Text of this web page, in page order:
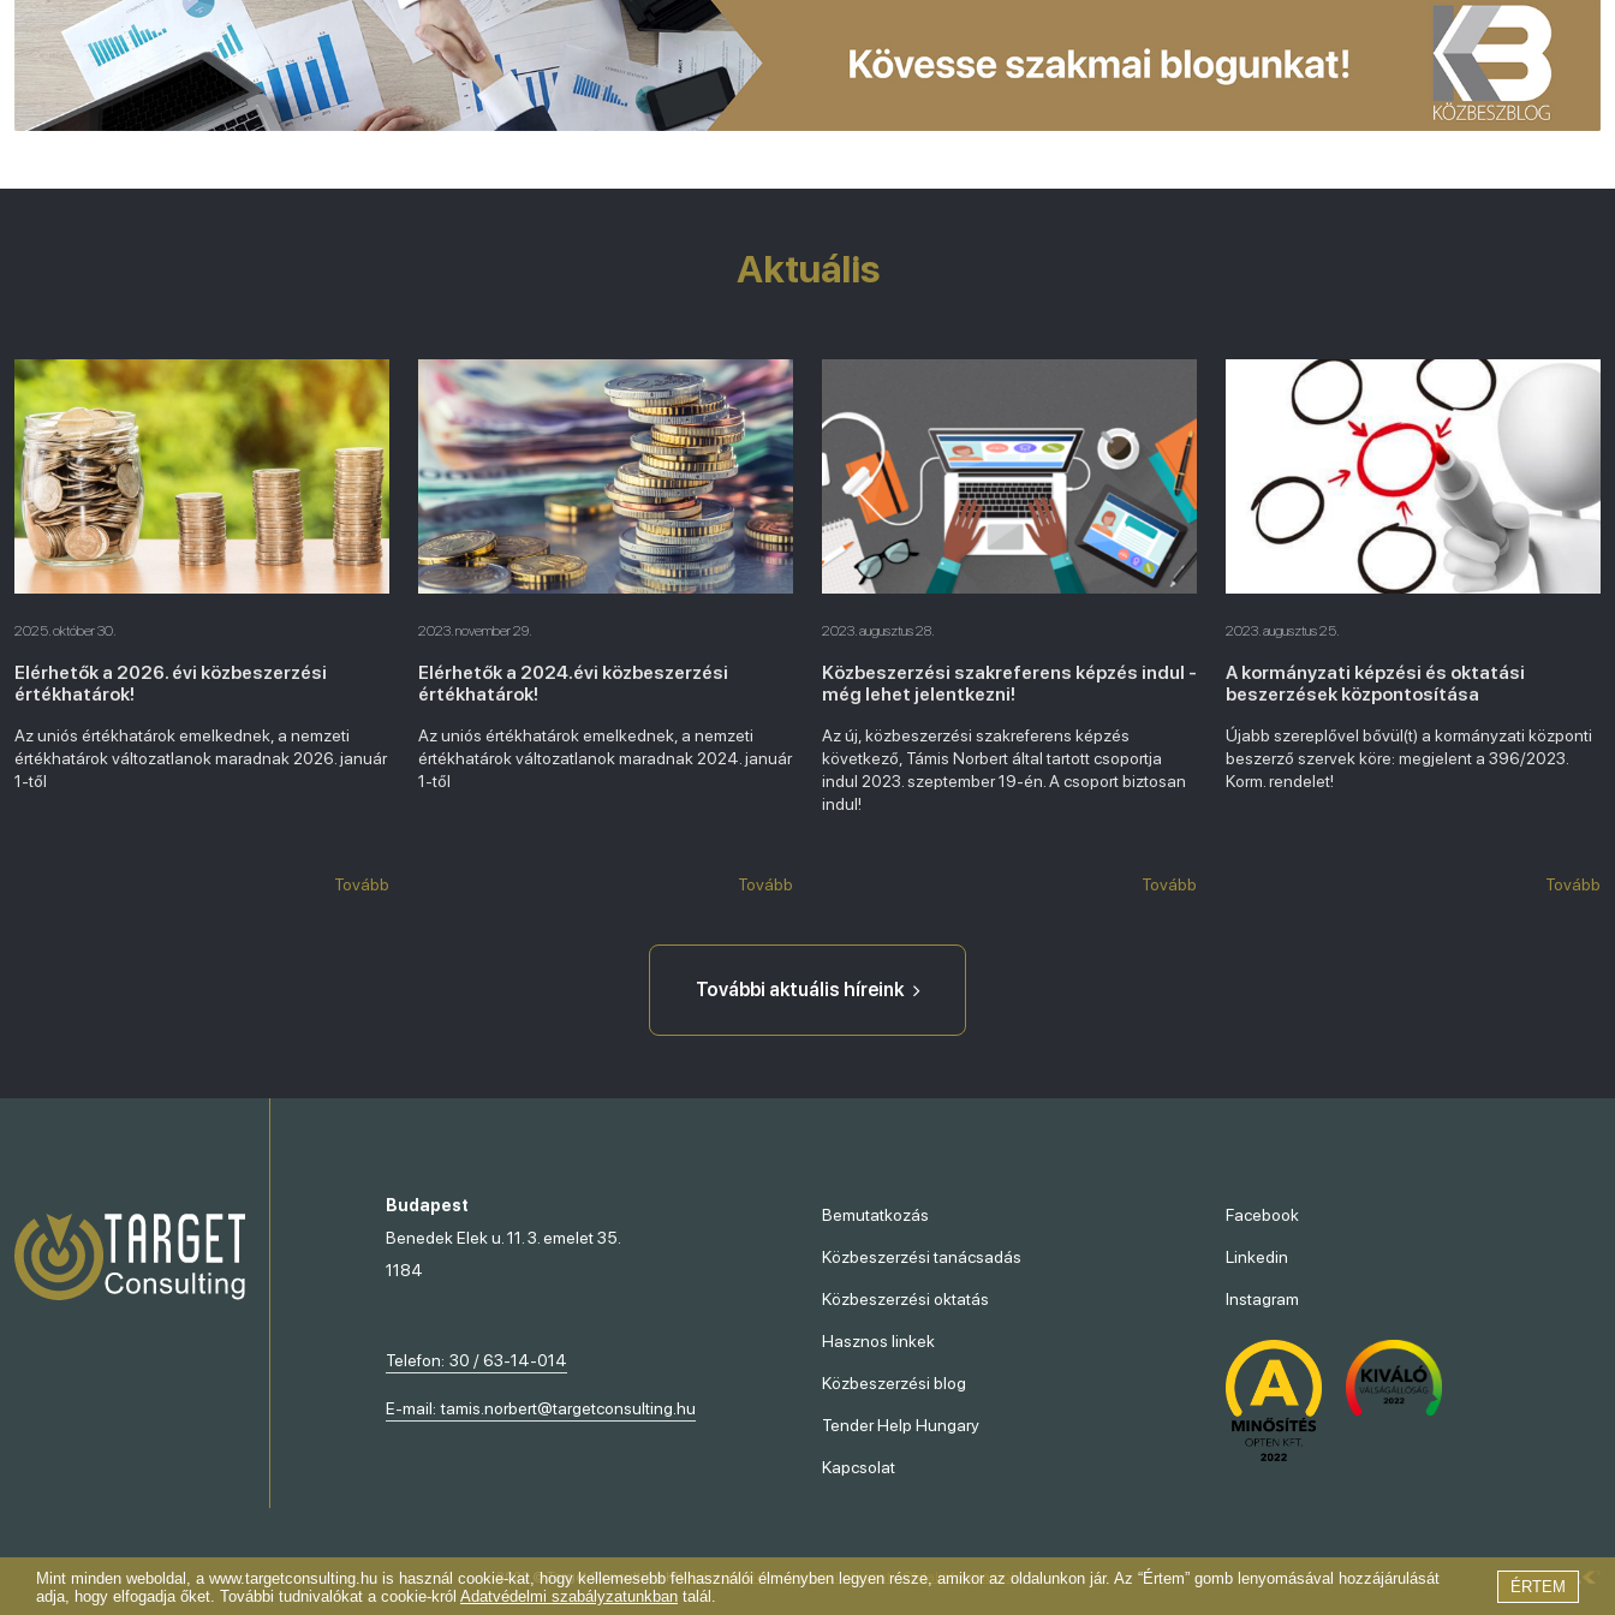
Aktuális
2025. október 30.
Elérhetők a 2026. évi közbeszerzési
értékhatárok!
Az uniós értékhatárok emelkednek, a nemzeti
értékhatárok változatlanok maradnak 2026. január
1-től
Tovább
2023. november 29.
Elérhetők a 2024.évi közbeszerzési
értékhatárok!
Az uniós értékhatárok emelkednek, a nemzeti
értékhatárok változatlanok maradnak 2024. január
1-től
Tovább
2023. augusztus 28.
Közbeszerzési szakreferens képzés indul -
még lehet jelentkezni!
Az új, közbeszerzési szakreferens képzés
következő, Támis Norbert által tartott csoportja
indul 2023. szeptember 19-én. A csoport biztosan
indul!
Tovább
2023. augusztus 25.
A kormányzati képzési és oktatási
beszerzések központosítása
Újabb szereplővel bővül(t) a kormányzati központi
beszerző szervek köre: megjelent a 396/2023.
Korm. rendelet!
Tovább
További aktuális híreink
Budapest
Benedek Elek u. 11. 3. emelet 35.
1184
Telefon: 30 / 63-14-014
E-mail: tamis.norbert@targetconsulting.hu
Bemutatkozás
Közbeszerzési tanácsadás
Közbeszerzési oktatás
Hasznos linkek
Közbeszerzési blog
Tender Help Hungary
Kapcsolat
Facebook
Linkedin
Instagram
2022 © Target Consulting Kft.Adatvédelem-Jogi nyilatkozat-Oldalinformációk
Mint minden weboldal, a www.targetconsulting.hu is használ cookie-kat, hogy kellemesebb felhasználói élményben legyen része, amikor az oldalunkon jár. Az “Értem” gomb lenyomásával hozzájárulását
adja, hogy elfogadja őket. További tudnivalókat a cookie-król Adatvédelmi szabályzatunkban talál.
ÉRTEM